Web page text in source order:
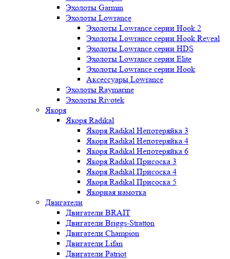
Эхолоты Garmin
Эхолоты Lowrance
Эхолоты Lowrance серии Hook 2
Эхолоты Lowrance серии Hook Reveal
Эхолоты Lowrance серии HDS
Эхолоты Lowrance серии Elite
Эхолоты Lowrance серии Hook
Аксессуары Lowrance
Эхолоты Raymarine
Эхолоты Rivotek
Якоря
Якоря Radikal
Якоря Radikal Непотеряйка 3
Якоря Radikal Непотеряйка 4
Якоря Radikal Непотеряйка 6
Якоря Radikal Присоска 3
Якоря Radikal Присоска 4
Якоря Radikal Присоска 5
Якорная намотка
Двигатели
Двигатели BRAIT
Двигатели Briggs-Stratton
Двигатели Champion
Двигатели Lifan
Двигатели Patriot